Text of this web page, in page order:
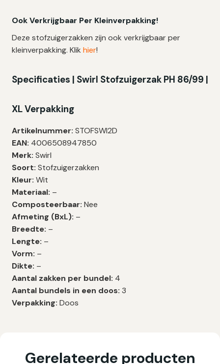
Ook Verkrijgbaar Per Kleinverpakking!
Deze stofzuigerzakken zijn ook verkrijgbaar per
kleinverpakking. Klik hier!
Specificaties | Swirl Stofzuigerzak PH 86/99 |
XL Verpakking
Artikelnummer: STOFSWI2D
EAN: 4006508947850
Merk: Swirl
Soort: Stofzuigerzakken
Kleur: Wit
Materiaal: –
Composteerbaar: Nee
Afmeting (BxL): –
Breedte: –
Lengte: –
Vorm: –
Dikte: –
Aantal zakken per bundel: 4
Aantal bundels in een doos: 3
Verpakking: Doos
Gerelateerde producten